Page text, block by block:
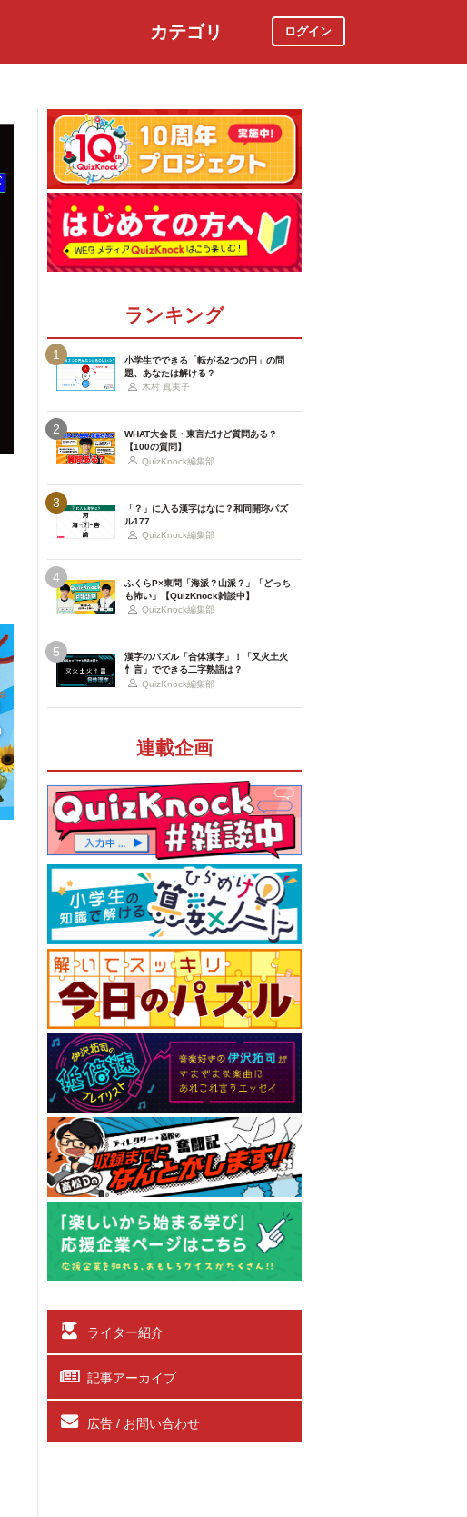
カテゴリ ログイン
ランキング
1
小学生でできる「転がる2つの円」の問
題、あなたは解ける？
木村 真実子
2
WHAT大会長・東言だけど質問ある？
【100の質問】
QuizKnock編集部
3
「？」に入る漢字はなに？和同開珎パズ
ル177
QuizKnock編集部
4
ふくらP×東問「海派？山派？」「どっち
も怖い」【QuizKnock雑談中】
QuizKnock編集部
5
漢字のパズル「合体漢字」！「又火土火
忄言」でできる二字熟語は？
QuizKnock編集部
連載企画
ライター紹介
記事アーカイブ
広告 / お問い合わせ